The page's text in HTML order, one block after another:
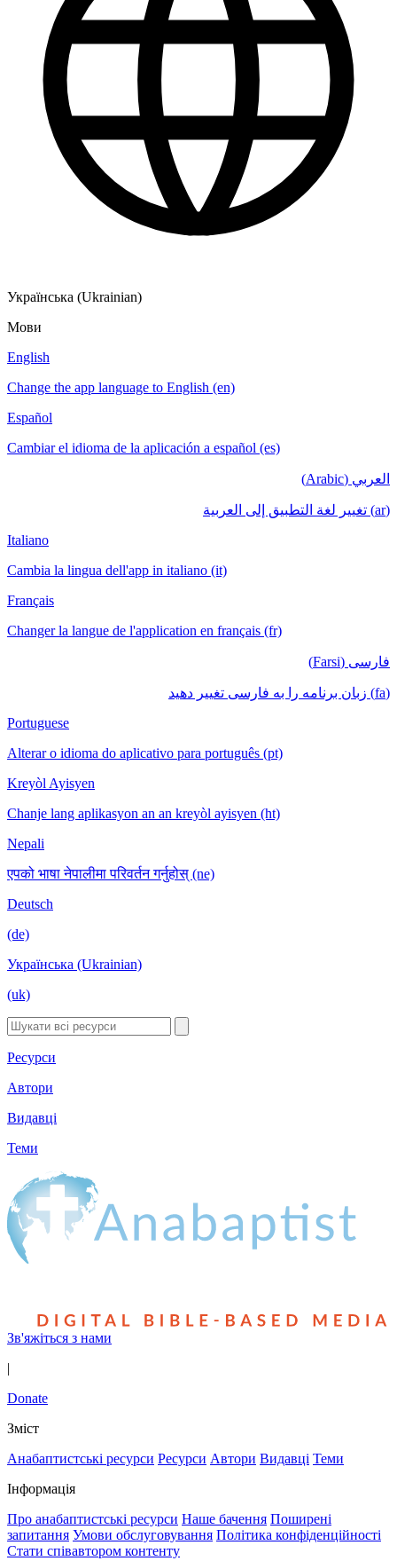
Українська (Ukrainian)
Мови
English
Change the app language to English (en)
Español
Cambiar el idioma de la aplicación a español (es)
العربي (Arabic)
(ar) تغيير لغة التطبيق إلى العربية
Italiano
Cambia la lingua dell'app in italiano (it)
Français
Changer la langue de l'application en français (fr)
فارسی (Farsi)
(fa) زبان برنامه را به فارسی تغییر دهید
Portuguese
Alterar o idioma do aplicativo para português (pt)
Kreyòl Ayisyen
Chanje lang aplikasyon an an kreyòl ayisyen (ht)
Nepali
एपको भाषा नेपालीमा परिवर्तन गर्नुहोस् (ne)
Deutsch
(de)
Українська (Ukrainian)
(uk)
Ресурси
Автори
Видавці
Теми
Зв'яжіться з нами
|
Donate
Зміст
Анабаптистські ресурси Ресурси Автори Видавці Теми
Інформація
Про анабаптистські ресурси Наше бачення Поширені
запитання Умови обслуговування Політика конфіденційності
Стати співавтором контенту